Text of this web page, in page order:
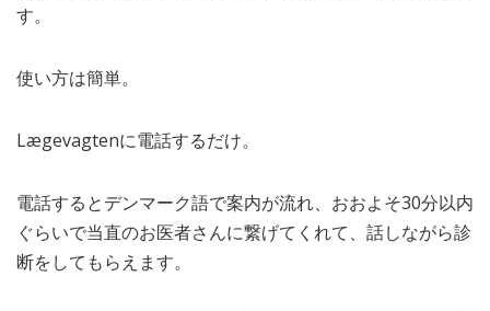
す。
使い方は簡単。
Lægevagtenに電話するだけ。
電話するとデンマーク語で案内が流れ、おおよそ30分以内
ぐらいで当直のお医者さんに繋げてくれて、話しながら診
断をしてもらえます。